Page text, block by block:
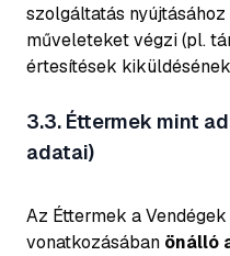
szolgáltatás
műveleteket végzi (pl.
értesítések
3.3. Éttermek mint
adatai)
Az Éttermek a
vonatkozásában önálló